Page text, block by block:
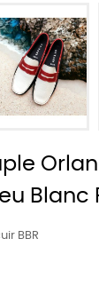
Blanc
BBR